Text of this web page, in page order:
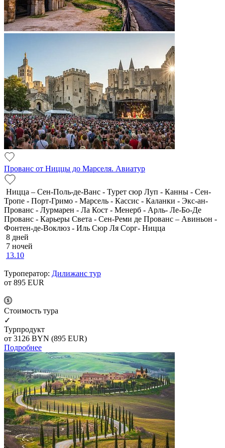
Прованс от Ниццы до Марселя. Авиатур
Ницца – Сен-Поль-де-Ванс - Турет сюр Луп - Канны - Сен-
Тропе - Порт-Гримо - Марсель - Кассис - Каланки - Экс-ан-
Прованс - Лурмарен - Ла Кост - Менерб - Арль- Ле-Бо-Де
Прованс - Карьеры Света - Сен-Реми де Прованс – Авиньон -
Фонтен-де-Воклюз - Иль Сюр Ля Сорг- Ницца
8 дней
7 ночей
13.10
Туроператор: Дилижанс тур
от 895 EUR
Cтоимость тура
✓
Турпродукт
от 3126 BYN (895 EUR)
Подробнее